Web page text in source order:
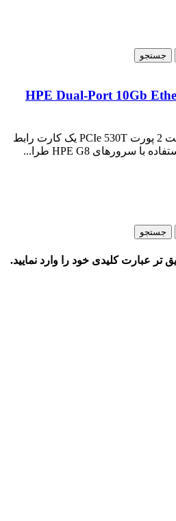
جستجو
HPE Dual-Port 10Gb
آداپتور شبکه HPE 10GB اترنت 2 پورت PCIe 530T یک کارت رابط
جستجو
عبارت کلیدی خود را وارد نمایید.